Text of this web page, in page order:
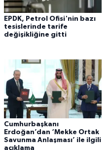
EPDK, Petrol Ofisi'nin bazı
tesislerinde tarife
değişikliğine gitti
Cumhurbaşkanı
Erdoğan’dan ‘Mekke Ortak
Savunma Anlaşması’ ile ilgili
açıklama